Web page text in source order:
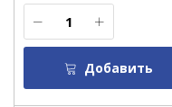
Добавить